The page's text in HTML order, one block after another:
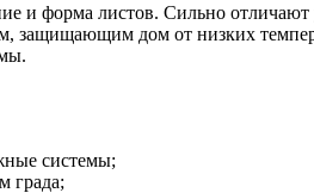
и форма листов. Сильно отличают
защищающим дом от низких
системы;
града;